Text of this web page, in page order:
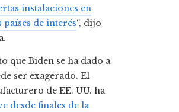
instalaciones en
de interés“, dijo
que Biden se ha dado a
ser exagerado. El
de EE. UU. ha
desde finales de la